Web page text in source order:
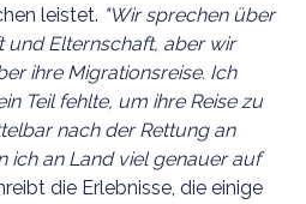
leistet. "Wir sprechen über
und Elternschaft, aber wir
ihre Migrationsreise. Ich
Teil fehlte, um ihre Reise zu
nach der Rettung an
ich an Land viel genauer auf
die Erlebnisse, die einige